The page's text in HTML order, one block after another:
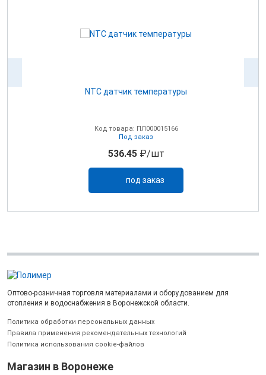
NTC датчик температуры
Код товара: ПЛ000015166
Под заказ
536.45₽/шт
под заказ
Оптово-розничная торговля материалами и оборудованием для
отопления и водоснабжения в Воронежской области.
Политика обработки персональных данных
Правила применения рекомендательных технологий
Политика использования cookie-файлов
Магазин в Воронеже